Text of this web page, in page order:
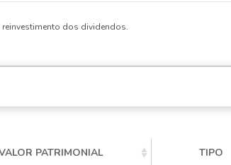
dos dividendos.
PATRIMONIAL TIPO